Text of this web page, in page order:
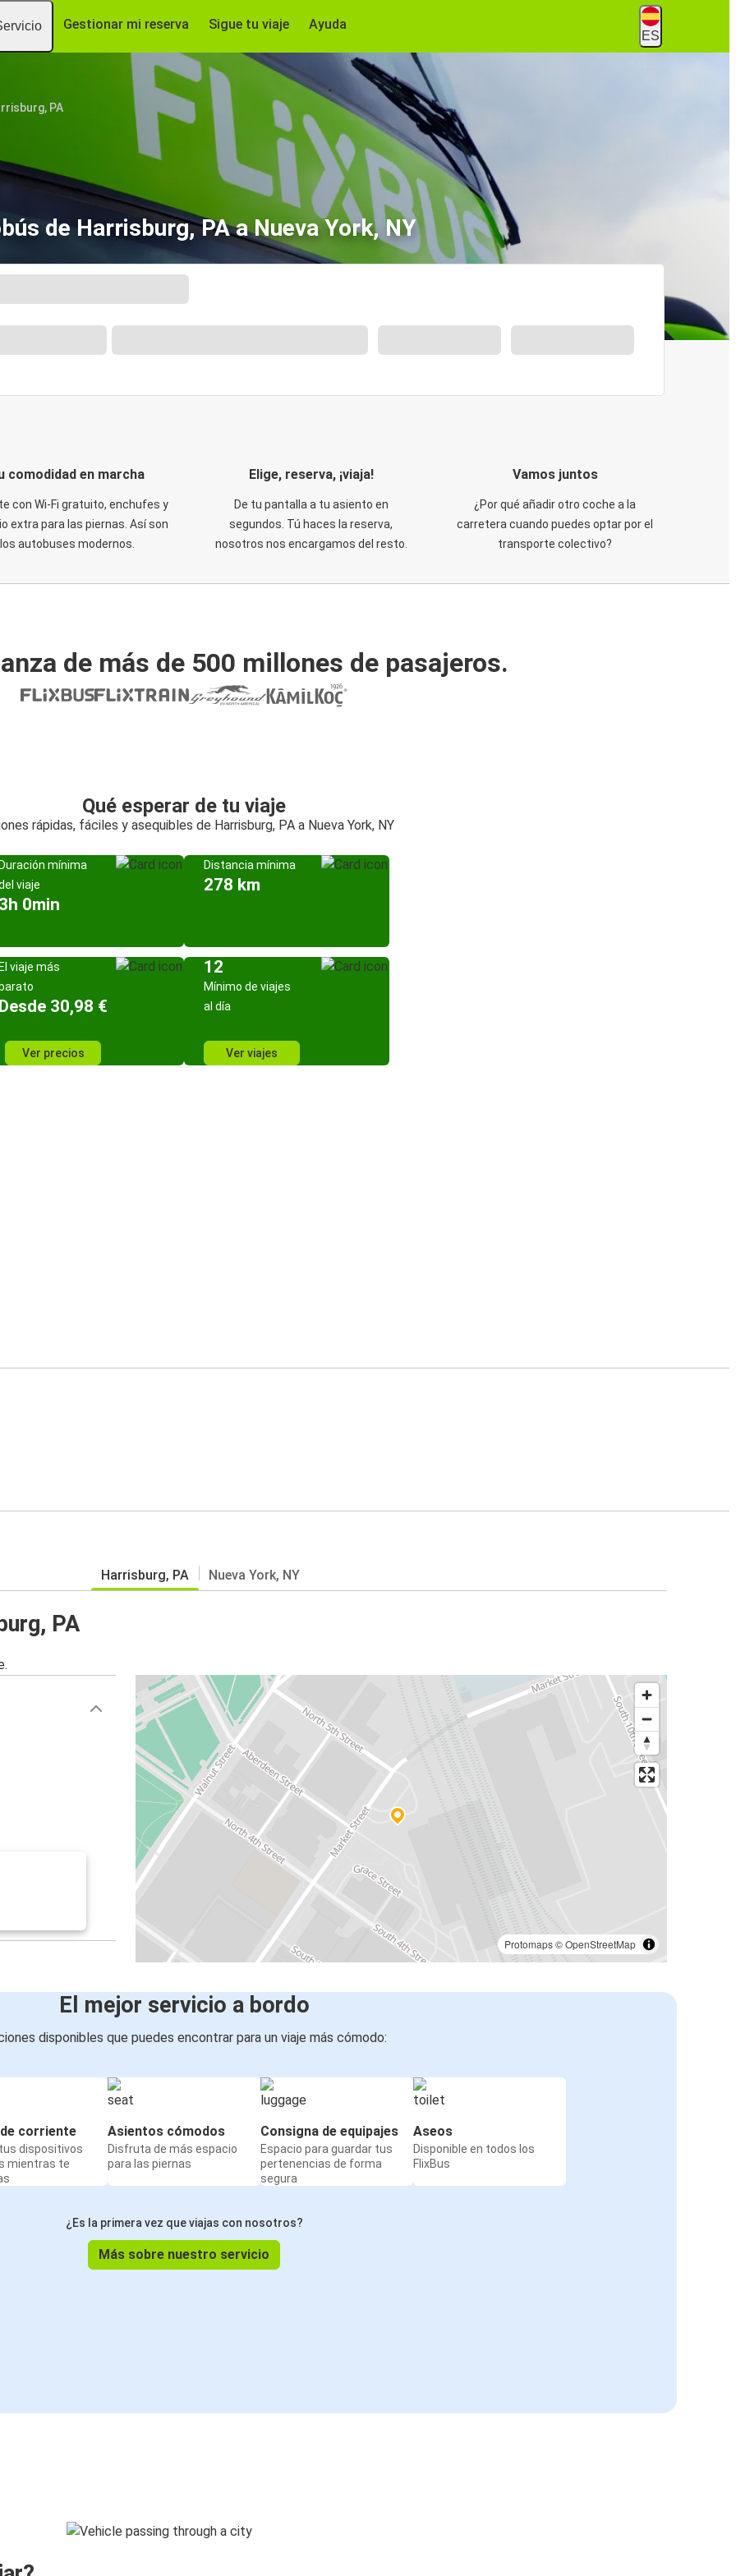
Gestionar mi reserva Sigue tu viaje Ayuda
ES
PA
de Harrisburg, PA a Nueva York, NY
comodidad en marcha
con Wi-Fi gratuito, enchufes y
extra para las piernas. Así son
los autobuses modernos.
Elige, reserva, ¡viaja!
De tu pantalla a tu asiento en
segundos. Tú haces la reserva,
nosotros nos encargamos del resto.
Vamos juntos
¿Por qué añadir otro coche a la
carretera cuando puedes optar por el
transporte colectivo?
de más de 500 millones de pasajeros.
Qué esperar de tu viaje
rápidas, fáciles y asequibles de Harrisburg, PA a Nueva York, NY
mínima
viaje
0min
Distancia mínima
278 km
viaje más
30,98 €
Ver precios
12
Mínimo de viajes
al día
Ver viajes
Harrisburg, PA Nueva York, NY
PA
Protomaps©OpenStreetMap
El mejor servicio a bordo
disponibles que puedes encontrar para un viaje más cómodo:
corriente
dispositivos
mientras te
Asientos cómodos
Disfruta de más espacio
para las piernas
Consigna de equipajes
Espacio para guardar tus
pertenencias de forma
segura
Aseos
Disponible en todos los
FlixBus
¿Es la primera vez que viajas con nosotros?
Más sobre nuestro servicio